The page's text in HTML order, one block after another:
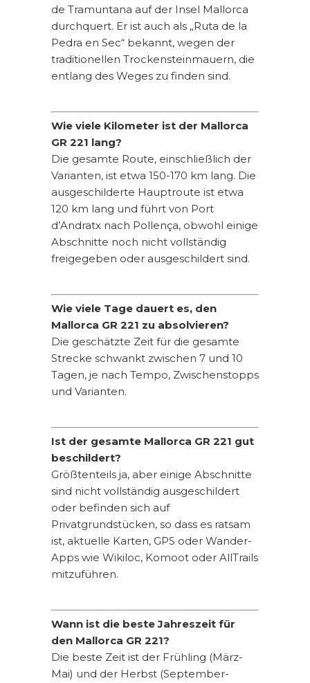
de Tramuntana auf der Insel Mallorca
durchquert. Er ist auch als „Ruta de la
Pedra en Sec“ bekannt, wegen der
traditionellen Trockensteinmauern, die
entlang des Weges zu finden sind.
Wie viele Kilometer ist der Mallorca
GR 221 lang?
Die gesamte Route, einschließlich der
Varianten, ist etwa 150-170 km lang. Die
ausgeschilderte Hauptroute ist etwa
120 km lang und führt von Port
d’Andratx nach Pollença, obwohl einige
Abschnitte noch nicht vollständig
freigegeben oder ausgeschildert sind.
Wie viele Tage dauert es, den
Mallorca GR 221 zu absolvieren?
Die geschätzte Zeit für die gesamte
Strecke schwankt zwischen 7 und 10
Tagen, je nach Tempo, Zwischenstopps
und Varianten.
Ist der gesamte Mallorca GR 221 gut
beschildert?
Größtenteils ja, aber einige Abschnitte
sind nicht vollständig ausgeschildert
oder befinden sich auf
Privatgrundstücken, so dass es ratsam
ist, aktuelle Karten, GPS oder Wander-
Apps wie Wikiloc, Komoot oder AllTrails
mitzuführen.
Wann ist die beste Jahreszeit für
den Mallorca GR 221?
Die beste Zeit ist der Frühling (März-
Mai) und der Herbst (September-